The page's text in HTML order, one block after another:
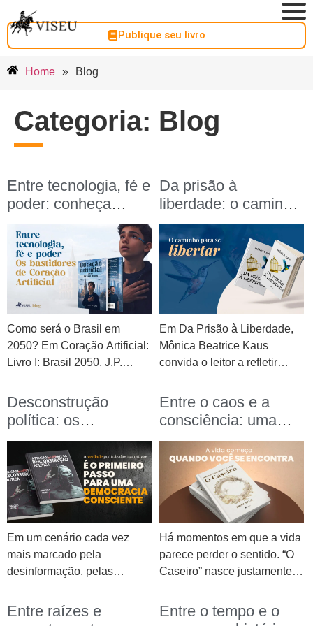
Publique seu livro
Home » Blog
Categoria: Blog
Entre tecnologia, fé e
poder: conheça
Coração Artificial:
Livro I: Brasil 2050,
de J.P. Bernardes
Como será o Brasil em
2050? Em Coração Artificial:
Livro I: Brasil 2050, J.P.
mergulhar em uma narrativa
que combina ficção,
tecnologia, política, filosofia
dilemas profundamente
humanos. Em um cenário
onde os avanços
tecnológicos transformam a
sociedade, a obra propõe
escolhas e o futuro que
estamos construindo.
de Henrique, um
Da prisão à
liberdade: o caminho
de autoconhecimento
e transformação de
Mônica Kaus
Em Da Prisão à Liberdade,
Mônica Beatrice Kaus
convida o leitor a refletir
que limitam a vida e a
descobrir o caminho para
uma existência mais
consciente e autêntica.
Nesta entrevista, a autora
fala sobre sua trajetória, as
inspirações para a obra e a
importância do
autoconhecimento como
ferramenta de transformação.
Para começar, poderia nos
contar um pouco sobre você
Minha jornada como autora
Desconstrução
política: os
bastidores da
verdade em um
cenário de
desinformação
Em um cenário cada vez
mais marcado pela
desinformação, pelas
pelo excesso de estímulos
digitais, compreender os
Entre o caos e a
consciência: uma
jornada de
reencontro com a
própria essência
Há momentos em que a vida
parece perder o sentido. “O
Caseiro” nasce justamente
que o caos interno já não
pode mais ser ignorado e a
Entre raízes e
Entre o tempo e o